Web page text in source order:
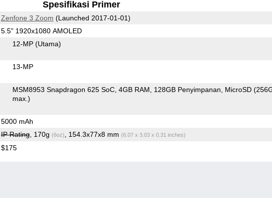
Spesifikasi Primer
Zenfone 3 Zoom (Launched 2017-01-01)
5.5" 1920x1080 AMOLED
12-MP (Utama)
13-MP
MSM8953 Snapdragon 625 SoC 4GB RAM 128GB Penyimpanan
MicroSD
max.)
5000 mAh
IP Rating, 170g (6oz) , 154.3x77x8 mm (6.07 x 3.03 x 0.31 inches)
$175